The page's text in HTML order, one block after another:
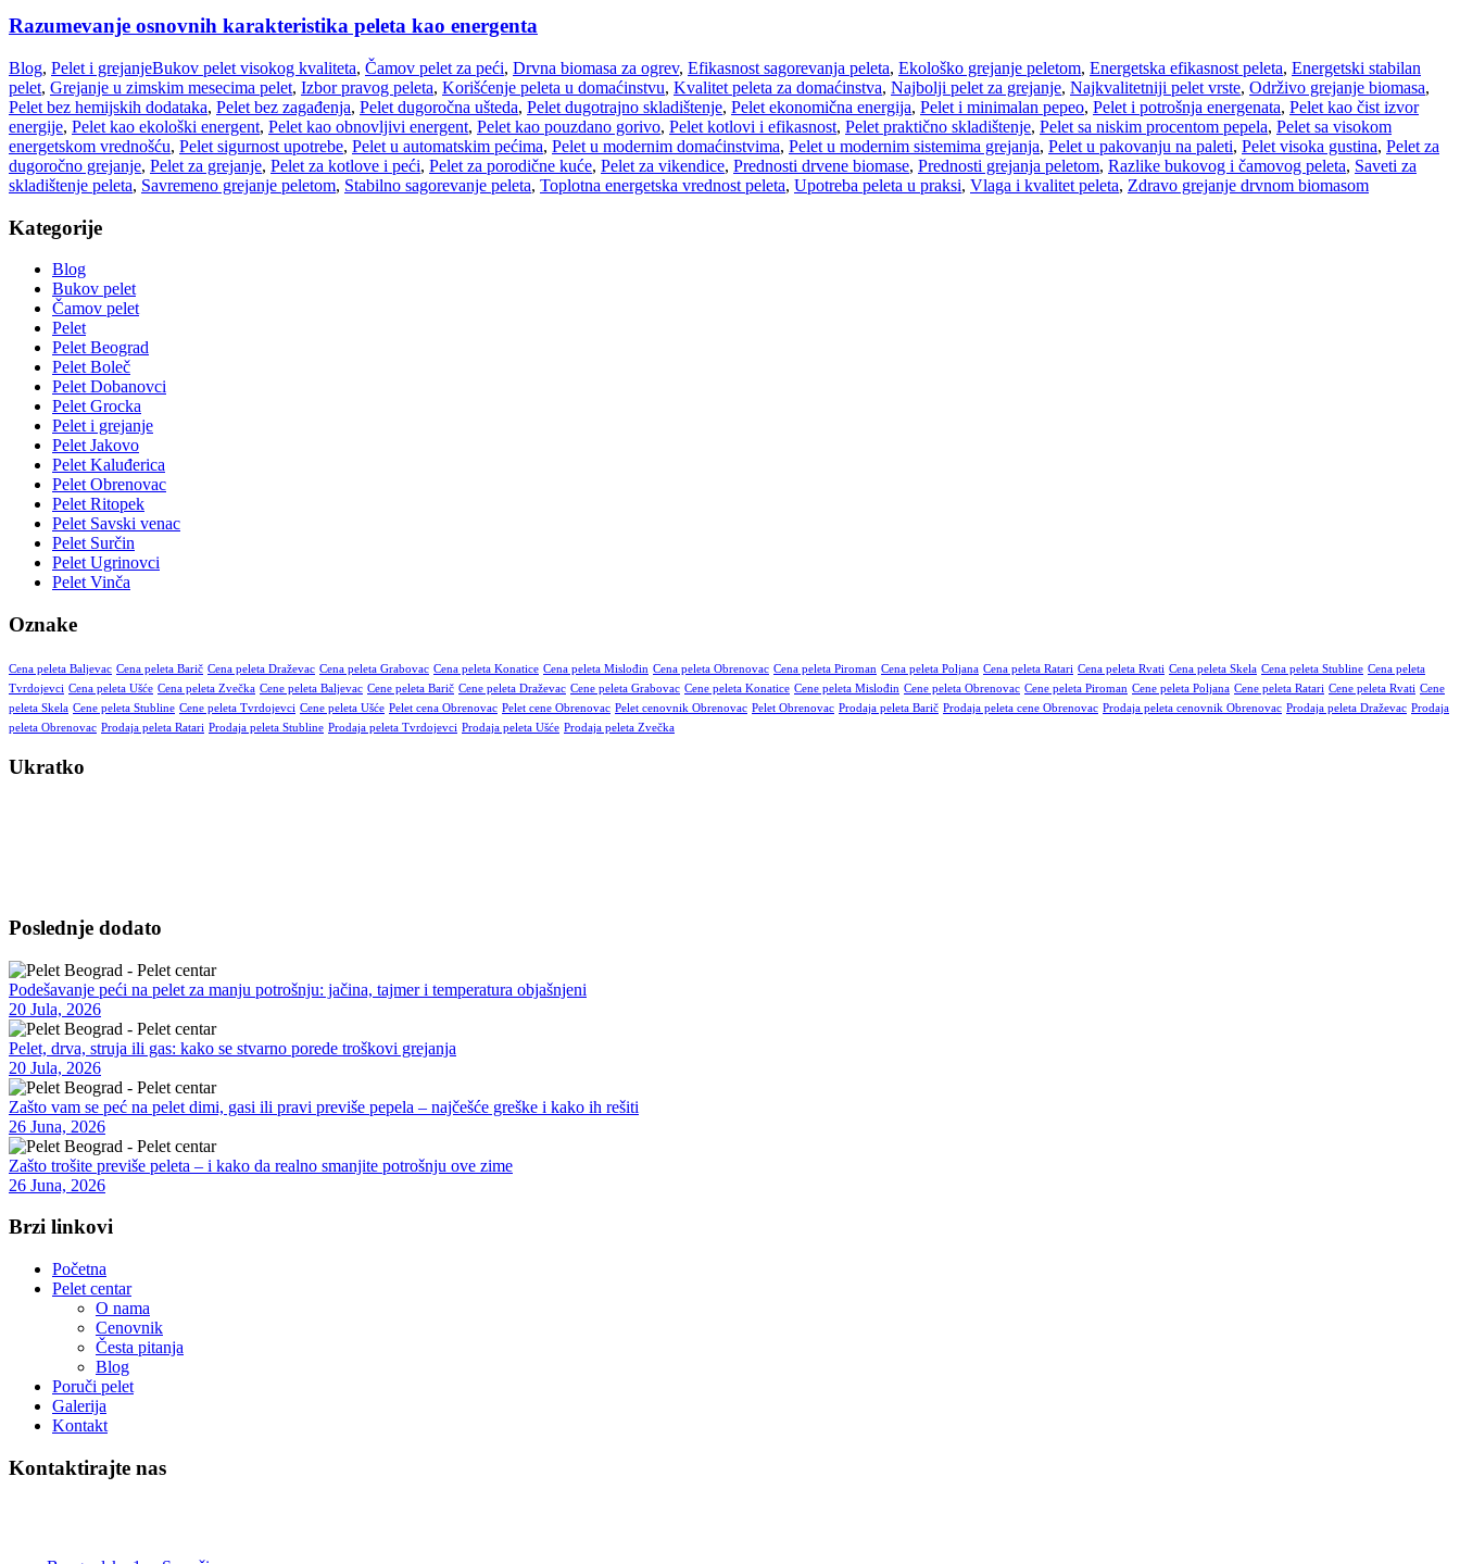
Razumevanje osnovnih karakteristika peleta kao energenta
Blog, Pelet i grejanjeBukov pelet visokog kvaliteta, Čamov pelet za peći, Drvna biomasa za ogrev, Efikasnost sagorevanja peleta, Ekološko grejanje peletom, Energetska efikasnost peleta, Energetski stabilan
pelet, Grejanje u zimskim mesecima pelet, Izbor pravog peleta, Korišćenje peleta u domaćinstvu, Kvalitet peleta za domaćinstva, Najbolji pelet za grejanje, Najkvalitetniji pelet vrste, Održivo grejanje biomasa,
Pelet bez hemijskih dodataka, Pelet bez zagađenja, Pelet dugoročna ušteda, Pelet dugotrajno skladištenje, Pelet ekonomična energija, Pelet i minimalan pepeo, Pelet i potrošnja energenata, Pelet kao čist izvor
energije, Pelet kao ekološki energent, Pelet kao obnovljivi energent, Pelet kao pouzdano gorivo, Pelet kotlovi i efikasnost, Pelet praktično skladištenje, Pelet sa niskim procentom pepela, Pelet sa visokom
energetskom vrednošću, Pelet sigurnost upotrebe, Pelet u automatskim pećima, Pelet u modernim domaćinstvima, Pelet u modernim sistemima grejanja, Pelet u pakovanju na paleti, Pelet visoka gustina, Pelet za
dugoročno grejanje, Pelet za grejanje, Pelet za kotlove i peći, Pelet za porodične kuće, Pelet za vikendice, Prednosti drvene biomase, Prednosti grejanja peletom, Razlike bukovog i čamovog peleta, Saveti za
skladištenje peleta, Savremeno grejanje peletom, Stabilno sagorevanje peleta, Toplotna energetska vrednost peleta, Upotreba peleta u praksi, Vlaga i kvalitet peleta, Zdravo grejanje drvnom biomasom
Kategorije
Blog
Bukov pelet
Čamov pelet
Pelet
Pelet Beograd
Pelet Boleč
Pelet Dobanovci
Pelet Grocka
Pelet i grejanje
Pelet Jakovo
Pelet Kaluđerica
Pelet Obrenovac
Pelet Ritopek
Pelet Savski venac
Pelet Surčin
Pelet Ugrinovci
Pelet Vinča
Oznake
Cena peleta Baljevac Cena peleta Barič Cena peleta Draževac Cena peleta Grabovac Cena peleta Konatice Cena peleta Mislođin Cena peleta Obrenovac Cena peleta Piroman Cena peleta Poljana Cena peleta Ratari Cena peleta Rvati Cena peleta Skela Cena peleta Stubline Cena peleta
Tvrdojevci Cena peleta Ušće Cena peleta Zvečka Cene peleta Baljevac Cene peleta Barič Cene peleta Draževac Cene peleta Grabovac Cene peleta Konatice Cene peleta Mislođin Cene peleta Obrenovac Cene peleta Piroman Cene peleta Poljana Cene peleta Ratari Cene peleta Rvati Cene
peleta Skela Cene peleta Stubline Cene peleta Tvrdojevci Cene peleta Ušće Pelet cena Obrenovac Pelet cene Obrenovac Pelet cenovnik Obrenovac Pelet Obrenovac Prodaja peleta Barič Prodaja peleta cene Obrenovac Prodaja peleta cenovnik Obrenovac Prodaja peleta Draževac Prodaja
peleta Obrenovac Prodaja peleta Ratari Prodaja peleta Stubline Prodaja peleta Tvrdojevci Prodaja peleta Ušće Prodaja peleta Zvečka
Ukratko
Poslednje dodato
Podešavanje peći na pelet za manju potrošnju: jačina, tajmer i temperatura objašnjeni
20 Jula, 2026
Pelet, drva, struja ili gas: kako se stvarno porede troškovi grejanja
20 Jula, 2026
Zašto vam se peć na pelet dimi, gasi ili pravi previše pepela – najčešće greške i kako ih rešiti
26 Juna, 2026
Zašto trošite previše peleta – i kako da realno smanjite potrošnju ove zime
26 Juna, 2026
Brzi linkovi
Početna
Pelet centar
O nama
Cenovnik
Česta pitanja
Blog
Poruči pelet
Galerija
Kontakt
Kontaktirajte nas